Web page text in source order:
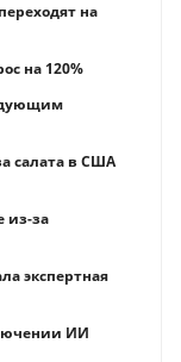
на
на 120%
салата в США
из-за
экспертная
ИИ